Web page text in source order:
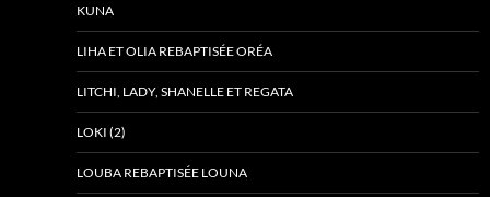
KUNA
LIHA ET OLIA REBAPTISÉE ORÉA
LITCHI, LADY, SHANELLE ET REGATA
LOKI (2)
LOUBA REBAPTISÉE LOUNA